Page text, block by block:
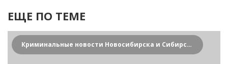
ЕЩЕ ПО ТЕМЕ
Криминальные новости Новосибирска и Сибирского региона